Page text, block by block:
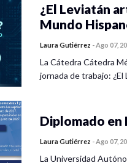
y modos de habitar al
en San Juan de Abajo,
Omar Ávila Quijas. UG.
en las dinámicas
¿El Leviatán
Mundo
Laura Gutiérrez -Ago 07,
La Cátedra Cátedra
jornada de trabajo:
Diplomado en
Laura Gutiérrez -Ago 07,
La Universidad